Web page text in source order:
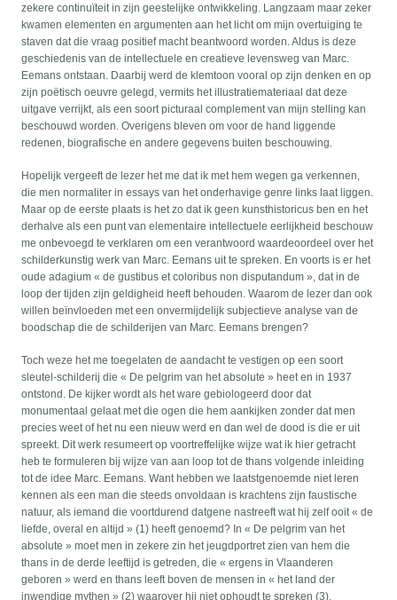
zekere continuïteit in zijn geestelijke ontwikkeling. Langzaam maar zeker
kwamen elementen en argumenten aan het licht om mijn overtuiging te
staven dat die vraag positief macht beantwoord worden. Aldus is deze
geschiedenis van de intellectuele en creatieve levensweg van Marc.
Eemans ontstaan. Daarbij werd de klemtoon vooral op zijn denken en op
zijn poëtisch oeuvre gelegd, vermits het illustratiemateriaal dat deze
uitgave verrijkt, als een soort picturaal complement van mijn stelling kan
beschouwd worden. Overigens bleven om voor de hand liggende
redenen, biografische en andere gegevens buiten beschouwing.
Hopelijk vergeeft de lezer het me dat ik met hem wegen ga verkennen,
die men normaliter in essays van het onderhavige genre links laat liggen.
Maar op de eerste plaats is het zo dat ik geen kunsthistoricus ben en het
derhalve als een punt van elementaire intellectuele eerlijkheid beschouw
me onbevoegd te verklaren om een verantwoord waardeoordeel over het
schilderkunstig werk van Marc. Eemans uit te spreken. En voorts is er het
oude adagium « de gustibus et coloribus non disputandum », dat in de
loop der tijden zijn geldigheid heeft behouden. Waarom de lezer dan ook
willen beïnvloeden met een onvermijdelijk subjectieve analyse van de
boodschap die de schilderijen van Marc. Eemans brengen?
Toch weze het me toegelaten de aandacht te vestigen op een soort
sleutel-schilderij die « De pelgrim van het absolute » heet en in 1937
ontstond. De kijker wordt als het ware gebiologeerd door dat
monumentaal gelaat met die ogen die hem aankijken zonder dat men
precies weet of het nu een nieuw werd en dan wel de dood is die er uit
spreekt. Dit werk resumeert op voortreffelijke wijze wat ik hier getracht
heb te formuleren bij wijze van aan loop tot de thans volgende inleiding
tot de idee Marc. Eemans. Want hebben we laatstgenoemde niet leren
kennen als een man die steeds onvoldaan is krachtens zijn faustische
natuur, als iemand die voortdurend datgene nastreeft wat hij zelf ooit « de
liefde, overal en altijd » (1) heeft genoemd? In « De pelgrim van het
absolute » moet men in zekere zin het jeugdportret zien van hem die
thans in de derde leeftijd is getreden, die « ergens in Vlaanderen
geboren » werd en thans leeft boven de mensen in « het land der
inwendige mythen » (2) waarover hij niet ophoudt te spreken (3).